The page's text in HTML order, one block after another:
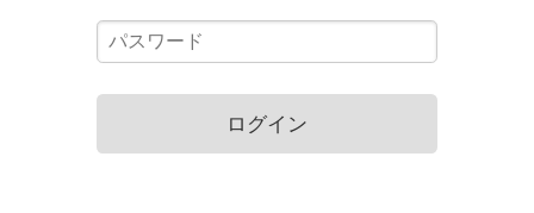
ログイン